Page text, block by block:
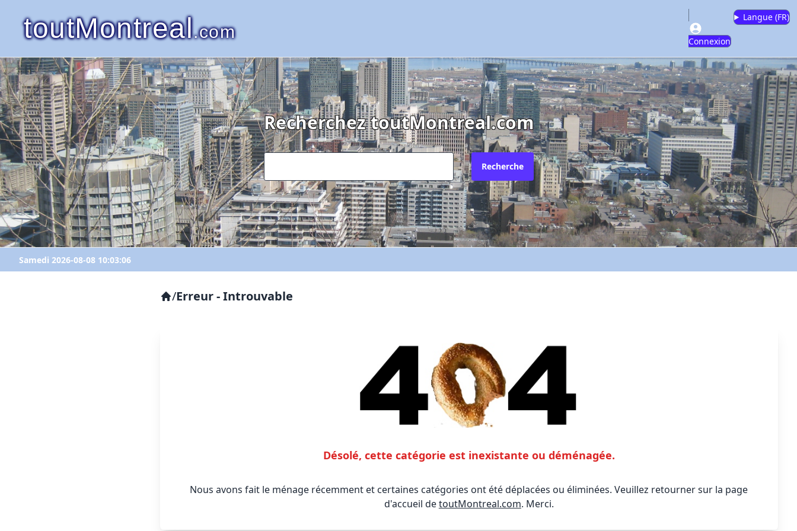
toutMontreal.com Connexion
Langue (FR)
Recherchez toutMontreal.com
Recherche
Samedi 2026-08-08 10:03:06
/Erreur - Introuvable
Désolé, cette catégorie est inexistante ou déménagée.
Nous avons fait le ménage récemment et certaines catégories ont été déplacées ou éliminées. Veuillez retourner sur la page
d'accueil detoutMontreal.com. Merci.